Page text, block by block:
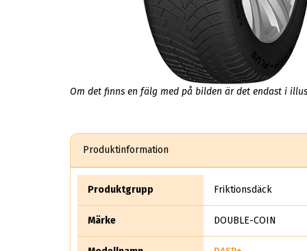
Om det finns en fälg med på bilden är det endast i
Produktinformation
Produktgrupp Friktionsdäck
Märke DOUBLE-COIN